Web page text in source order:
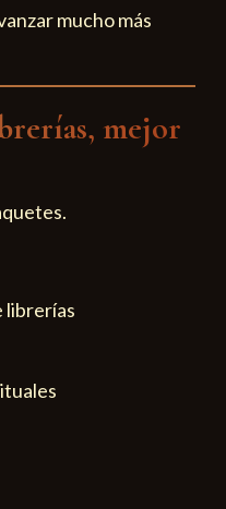
mucho más
mejor
librerías